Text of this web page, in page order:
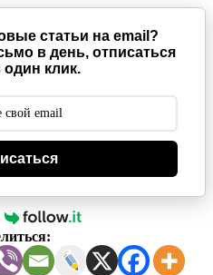
статьи на email?
в день, отписаться
клик.